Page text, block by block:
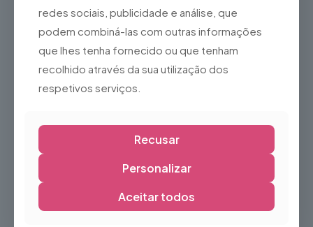
Patins gelo 30 a 32 (par)
redes sociais, publicidade e análise, que
podem combiná-las com outras informações
que lhes tenha fornecido ou que tenham
recolhido através da sua utilização dos
respetivos serviços.
Recusar
Personalizar
Aceitar todos